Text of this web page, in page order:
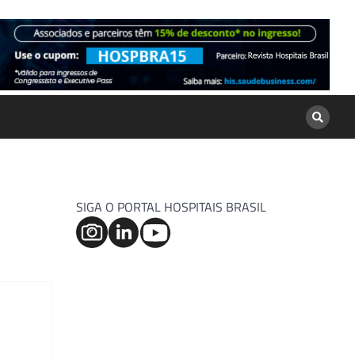
SIGA O PORTAL HOSPITAIS BRASIL